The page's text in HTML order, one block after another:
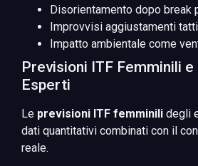
Disorientamento dopo break
Improvvisi aggiustamenti
Impatto ambientale come
Previsioni ITF Femminili
Esperti
Le previsioni ITF femminili degli
dati quantitativi combinati con il
reale.